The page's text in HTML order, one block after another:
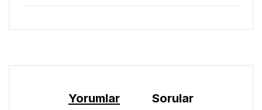
Yorumlar Sorular